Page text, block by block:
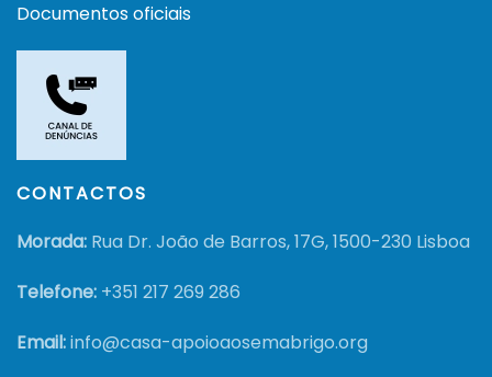
Documentos oficiais
CONTACTOS
Morada: Rua Dr. João de Barros, 17G, 1500-230 Lisboa
Telefone: +351 217 269 286
Email:info@casa-apoioaosemabrigo.org